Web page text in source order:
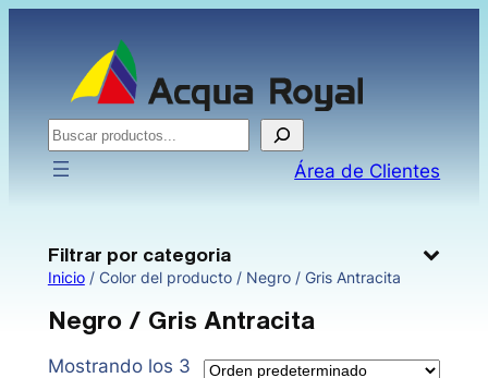
contenido
Buscar
Área de Clientes
Filtrar por categoria
Inicio/ Color del producto / Negro / Gris Antracita
Negro / Gris Antracita
Mostrando los 3